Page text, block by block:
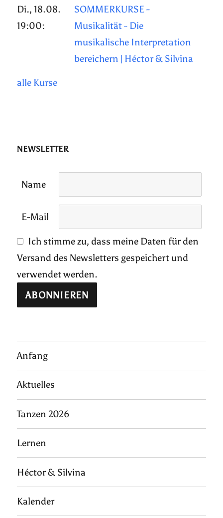
Di., 18.08.
19:00:
SOMMERKURSE -
Musikalität - Die
musikalische Interpretation
bereichern | Héctor & Silvina
alle Kurse
NEWSLETTER
Name
E-Mail
Ich stimme zu, dass meine Daten für den
Versand des Newsletters gespeichert und
verwendet werden.
Anfang
Aktuelles
Tanzen 2026
Lernen
Héctor & Silvina
Kalender